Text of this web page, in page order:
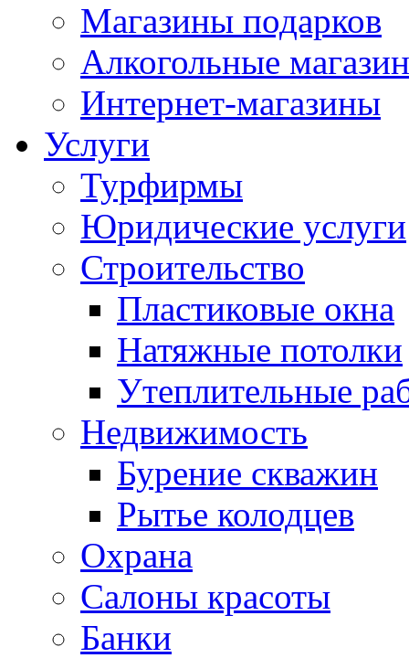
Магазины подарков
Алкогольные
Интернет-магазины
Услуги
Турфирмы
Юридические услуги
Строительство
Пластиковые окна
Натяжные потолки
Утеплительные
Недвижимость
Бурение скважин
Рытье колодцев
Охрана
Салоны красоты
Банки